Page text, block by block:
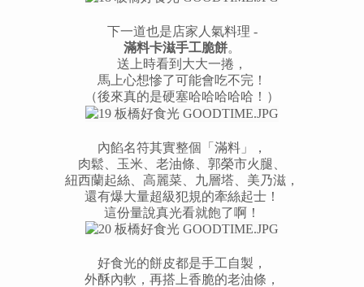
下一道也是店家人氣料理 -
滿料卡滋手工脆餅。
送上時看到大大一捲，
馬上心想慘了可能會吃不完！
（後來真的是硬塞哈哈哈哈哈！）
內餡名符其實整個「滿料」，
肉鬆、玉米、老油條、郭榮市火腿、
紐西蘭起絲、高麗菜、九層塔、美乃滋，
還有爆大量超級犯規的牽絲起士！
這份量說真光看就飽了啊！
好食光的餅皮都是手工自製，
外酥內軟，再搭上香脆的老油條，